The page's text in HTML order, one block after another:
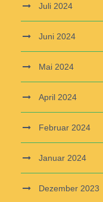
Juli 2024
Juni 2024
Mai 2024
April 2024
Februar 2024
Januar 2024
Dezember 2023